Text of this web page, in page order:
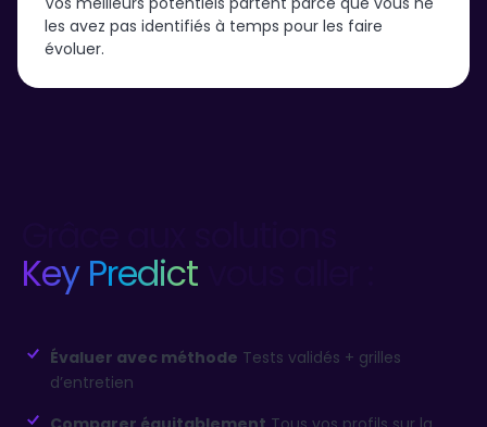
les avez pas identifiés à temps pour les faire
évoluer.
Key Predict
Évaluer avec méthode Tests validés + grilles
d’entretien